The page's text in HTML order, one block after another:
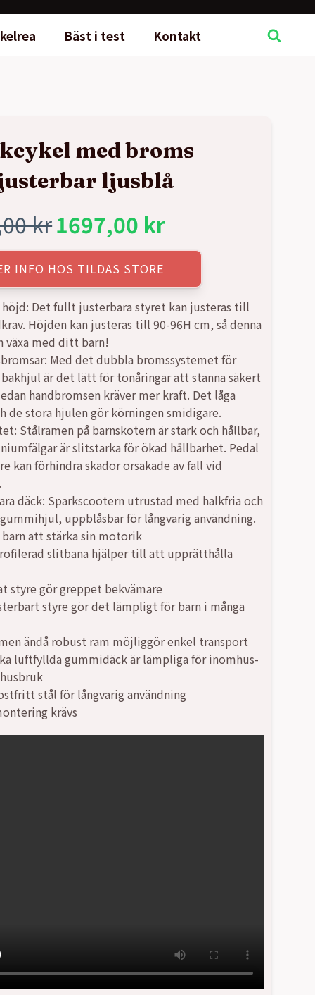
Bäst i test Kontakt
med broms
ljusblå
kr
kr.
1697,00 kr
kr.
INFO HOS TILDAS STORE
Det fullt justerbara styret kan justeras till
Höjden kan justeras till 90-96H cm, så denna
växa med ditt barn!
Med det dubbla bromssystemet för
är det lätt för tonåringar att stanna säkert
handbromsen kräver mer kraft. Det låga
de stora hjulen gör körningen smidigare.
Stålramen på barnskotern är stark och hållbar,
är slitstarka för ökad hållbarhet. Pedal
kan förhindra skador orsakade av fall vid
däck: Sparkscootern utrustad med halkfria och
uppblåsbar för långvarig användning.
att stärka sin motorik
slitbana hjälper till att upprätthålla
styre gör greppet bekvämare
styre gör det lämpligt för barn i många
ändå robust ram möjliggör enkel transport
luftfyllda gummidäck är lämpliga för inomhus-
stål för långvarig användning
krävs